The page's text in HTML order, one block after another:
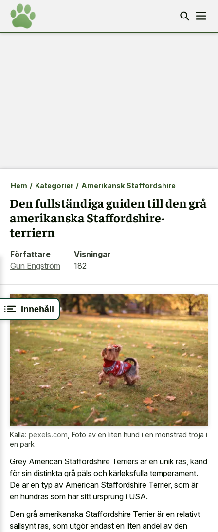
Innehåll
Hem / Kategorier / Amerikansk Staffordshire
Den fullständiga guiden till den grå
amerikanska Staffordshire-
terriern
Författare
Gun Engström
Visningar
182
Källa: pexels.com Foto av en liten hund i en mönstrad tröja i
en park
Grey American Staffordshire Terriers är en unik ras, känd
för sin distinkta grå päls och kärleksfulla temperament.
De är en typ av American Staffordshire Terrier, som är
en hundras som har sitt ursprung i USA.
Den grå amerikanska Staffordshire Terrier är en relativt
sällsynt ras, som utgör endast en liten andel av den